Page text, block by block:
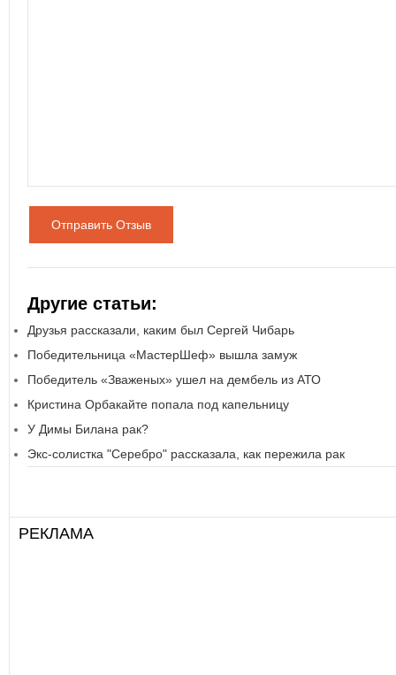
Отправить Отзыв
Другие статьи:
Друзья рассказали, каким был Сергей Чибарь
Победительница «МастерШеф» вышла замуж
Победитель «Зваженых» ушел на дембель из АТО
Кристина Орбакайте попала под капельницу
У Димы Билана рак?
Экс-солистка "Серебро" рассказала, как пережила рак
РЕКЛАМА